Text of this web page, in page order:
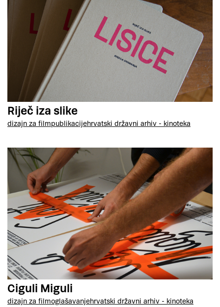
Riječ iza slike
dizajn za filmpublikacijehrvatski državni arhiv - kinoteka
Ciguli Miguli
dizajn za filmoglašavanjehrvatski državni arhiv - kinoteka